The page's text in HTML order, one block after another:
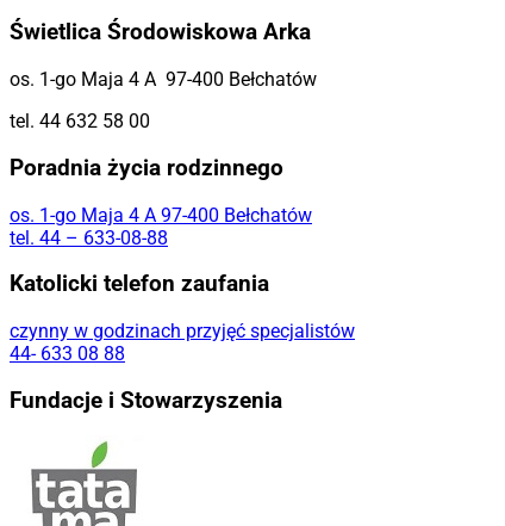
Świetlica Środowiskowa Arka
os. 1-go Maja 4 A 97-400 Bełchatów
tel. 44 632 58 00
Poradnia życia rodzinnego
os. 1-go Maja 4 A 97-400 Bełchatów
tel. 44 – 633-08-88
Katolicki telefon zaufania
czynny w godzinach przyjęć specjalistów
44- 633 08 88
Fundacje i Stowarzyszenia